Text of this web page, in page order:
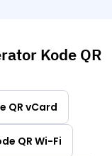
Kode QR
QR vCard
QR Wi-Fi